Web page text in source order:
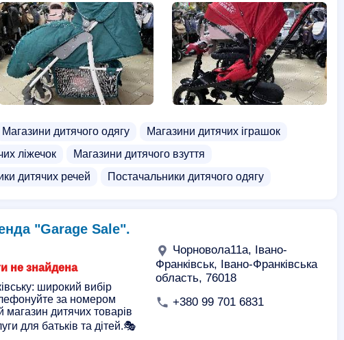
Магазини дитячого одягу
Магазини дитячих іграшок
ліжечок
Магазини дитячого взуття
дитячих речей Постачальники дитячого одягу
"Garage Sale".
не знайдена
широкий вибір
за номером
дитячих товарів
для батьків та дітей.🎭
Чорновола11а, Івано-
Франківськ, Івано-Франківська
область, 76018
+380 99 701 6831